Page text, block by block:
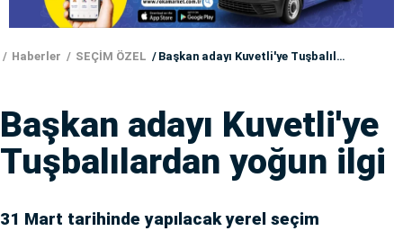
Haberler SEÇİM ÖZEL Başkan adayı Kuvetli'ye Tuşbalılardan yoğun ilgi
Başkan adayı Kuvetli'ye
Tuşbalılardan yoğun ilgi
31 Mart tarihinde yapılacak yerel seçim